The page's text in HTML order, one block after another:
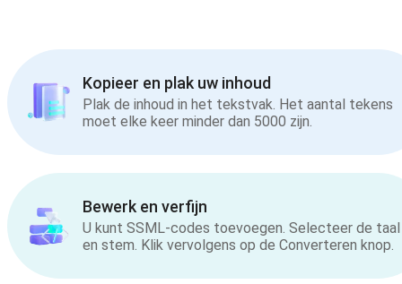
Kopieer en plak uw inhoud
Plak de inhoud in het tekstvak. Het aantal tekens
moet elke keer minder dan 5000 zijn.
Bewerk en verfijn
U kunt SSML-codes toevoegen. Selecteer de taal
en stem. Klik vervolgens op de Converteren knop.